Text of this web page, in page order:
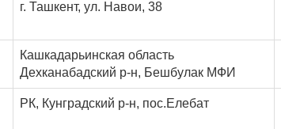
г. Ташкент, ул. Навои, 38
Кашкадарьинская область
Дехканабадский р-н, Бешбулак МФИ
РК, Кунградский р-н, пос.Елебат